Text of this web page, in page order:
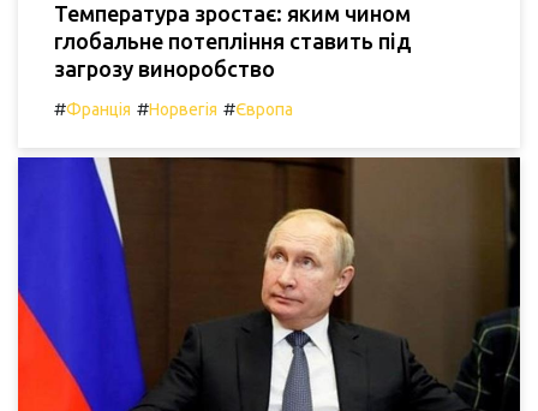
Температура зростає: яким чином
глобальне потепління ставить під
загрозу виноробство
#Франція #Норвегія #Європа